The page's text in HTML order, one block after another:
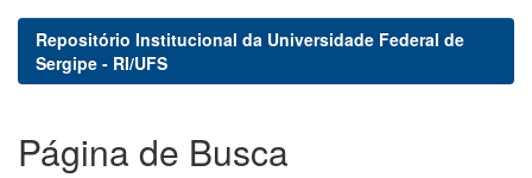
Repositório Institucional da Universidade Federal de
Sergipe - RI/UFS
Página de Busca